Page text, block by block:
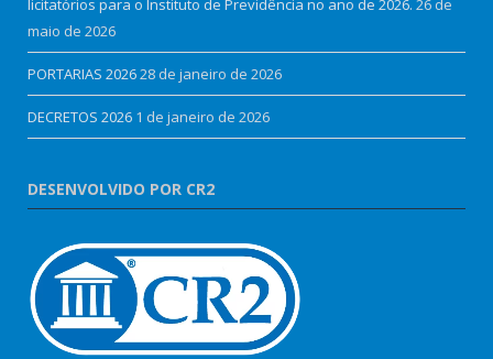
licitatórios para o Instituto de Previdência no ano de 2026. 26 de
maio de 2026
PORTARIAS 202628 de janeiro de 2026
DECRETOS 2026 1 de janeiro de 2026
DESENVOLVIDO POR CR2